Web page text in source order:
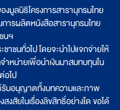
งมูลนิธิโครงการสารานุกรมไทย
ารผลิตหนังสือสารานุกรมไทย
นฯ
ชาชนทั่วไป โดยจะนำไปแจกจ่ายให้
ำหน่ายเพื่อนำเงินมาสมทบทุนใน
ไป
รับอนุญาตทั้งบทความและภาพ
งสัยในเรื่องลิขสิทธิ์อย่างใด ขอได้